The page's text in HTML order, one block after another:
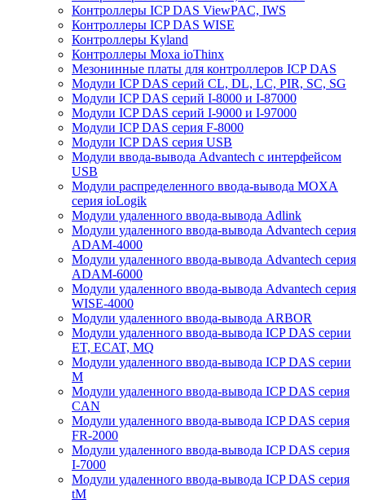
Контроллеры ICP DAS ViewPAC, IWS
Контроллеры ICP DAS WISE
Контроллеры Kyland
Контроллеры Moxa ioThinx
Мезонинные платы для контроллеров ICP DAS
Модули ICP DAS серий CL, DL, LC, PIR, SC, SG
Модули ICP DAS серий I-8000 и I-87000
Модули ICP DAS серий I-9000 и I-97000
Модули ICP DAS серия F-8000
Модули ICP DAS серия USB
Модули ввода-вывода Advantech с интерфейсом
USB
Модули распределенного ввода-вывода MOXA
серия ioLogik
Модули удаленного ввода-вывода Adlink
Модули удаленного ввода-вывода Advantech серия
ADAM-4000
Модули удаленного ввода-вывода Advantech серия
ADAM-6000
Модули удаленного ввода-вывода Advantech серия
WISE-4000
Модули удаленного ввода-вывода ARBOR
Модули удаленного ввода-вывода ICP DAS серии
ET, ECAT, MQ
Модули удаленного ввода-вывода ICP DAS серии
M
Модули удаленного ввода-вывода ICP DAS серия
CAN
Модули удаленного ввода-вывода ICP DAS серия
FR-2000
Модули удаленного ввода-вывода ICP DAS серия
I-7000
Модули удаленного ввода-вывода ICP DAS серия
tM